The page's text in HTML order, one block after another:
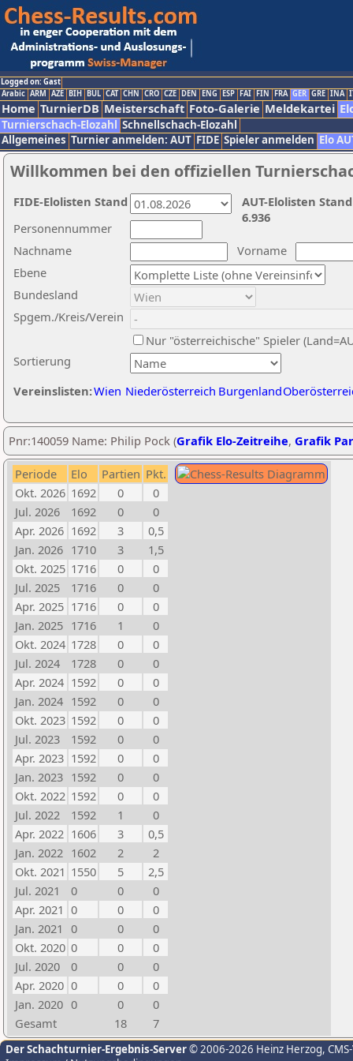
Logged on: Gast
Arabic ARM AZE BIH BUL CAT CHN CRO CZE DEN ENG ESP FAI FIN FRA GER GRE INA
Home TurnierDB Meisterschaft Foto-Galerie Meldekartei
Turnierschach-Elozahl Schnellschach-Elozahl
Allgemeines Turnier anmelden: AUT FIDE Spieler anmelden Elo
Willkommen bei den offiziellen
Nachname
Vorname
Ebene
Sortierung
Personennummer
Bundesland
Spgem./Kreis/Verein
Nur "österreichische" Spieler
Vereinslisten:Wien Niederösterreich Burgenland
AUT-Elolisten
6.936
FIDE-Elolisten Stand
Pnr:140059 Name: Philip Pock (Grafik Elo-Zeitreihe, Grafik
Periode Elo Partien Pkt.
Okt. 2026 1692 0
0
Jul. 2026
1692 0
0
Apr. 2026 1692 3
0,5
Jan. 2026 1710 3
1,5
Okt. 2025 1716 0
0
Jul. 2025
1716 0
0
Apr. 2025 1716 0
0
Jan. 2025 1716 1
0
Okt. 2024 1728 0
0
Jul. 2024
1728 0
0
Apr. 2024 1592 0
0
Jan. 2024 1592 0
0
Okt. 2023 1592 0
0
Jul. 2023
1592 0
0
Apr. 2023 1592 0
0
Jan. 2023 1592 0
0
Okt. 2022 1592 0
0
Jul. 2022
1592 1
0
Apr. 2022 1606 3
0,5
Jan. 2022 1602 2
2
Okt. 2021 1550 5
2,5
Jul. 2021
0 0
0
Apr. 2021 0 0
0
Jan. 2021 0 0
0
Okt. 2020 0 0
0
Jul. 2020
0 0
0
Apr. 2020 0 0
0
Jan. 2020 0 0
0
Gesamt
18 7
Der Schachturnier-Ergebnis-Server© 2006-2026 Heinz Herzog,